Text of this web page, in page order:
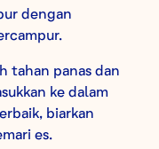
dengan
tahan panas dan
ke dalam
biarkan
es.